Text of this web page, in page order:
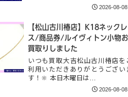
2026-08-08
【松山古川椿店】K18ネックレ
ス/商品券/ルイヴィトン小物お
買取りしました
いつも買取大吉松山古川椿店を
利用いただきありがとうござい
す！🔆 本日木曜日は…
2026-08-08